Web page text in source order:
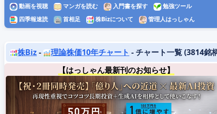
動画を視聴
マンガを読む 入門書を探す
勉強ツール
四季報速読
首相足 株Bizについて 管理人はっしゃん
株Biz- 理論株価10年チャート - チャート一覧 (3814銘
【はっしゃん最新刊のお知らせ】